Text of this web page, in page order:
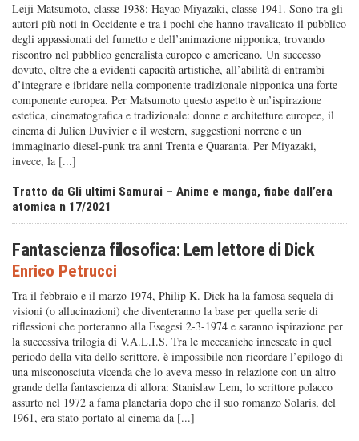
Leiji Matsumoto, classe 1938; Hayao Miyazaki, classe 1941. Sono tra gli
autori più noti in Occidente e tra i pochi che hanno travalicato il pubblico
degli appassionati del fumetto e dell’animazione nipponica, trovando
riscontro nel pubblico generalista europeo e americano. Un successo
dovuto, oltre che a evidenti capacità artistiche, all’abilità di entrambi
d’integrare e ibridare nella componente tradizionale nipponica una forte
componente europea. Per Matsumoto questo aspetto è un’ispirazione
estetica, cinematografica e tradizionale: donne e architetture europee, il
cinema di Julien Duvivier e il western, suggestioni norrene e un
immaginario diesel-punk tra anni Trenta e Quaranta. Per Miyazaki,
invece, la [...]
Tratto da Gli ultimi Samurai – Anime e manga, fiabe dall’era
atomica n 17/2021
Fantascienza filosofica: Lem lettore di Dick
Enrico Petrucci
Tra il febbraio e il marzo 1974, Philip K. Dick ha la famosa sequela di
visioni (o allucinazioni) che diventeranno la base per quella serie di
riflessioni che porteranno alla Esegesi 2-3-1974 e saranno ispirazione per
la successiva trilogia di V.A.L.I.S. Tra le meccaniche innescate in quel
periodo della vita dello scrittore, è impossibile non ricordare l’epilogo di
una misconosciuta vicenda che lo aveva messo in relazione con un altro
grande della fantascienza di allora: Stanislaw Lem, lo scrittore polacco
assurto nel 1972 a fama planetaria dopo che il suo romanzo Solaris, del
1961, era stato portato al cinema da [...]